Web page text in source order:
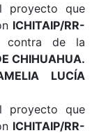
proyecto que
ICHITAIP/RR-
contra de la
CHIHUAHUA.
LUCÍA
proyecto que
ICHITAIP/RR-